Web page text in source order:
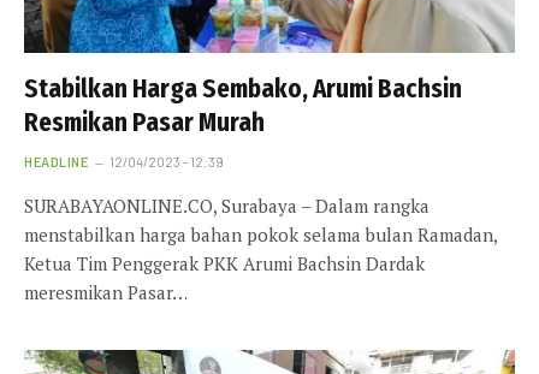
Stabilkan Harga Sembako, Arumi Bachsin
Resmikan Pasar Murah
HEADLINE 12/04/2023 - 12:39
SURABAYAONLINE.CO, Surabaya – Dalam rangka
menstabilkan harga bahan pokok selama bulan Ramadan,
Ketua Tim Penggerak PKK Arumi Bachsin Dardak
meresmikan Pasar…